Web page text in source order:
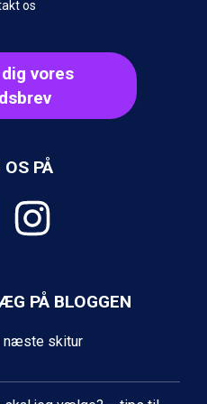
os
vores
PÅ
PÅ BLOGGEN
næste skitur